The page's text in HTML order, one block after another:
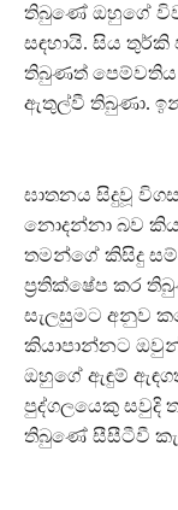
තිබුණේ ඔහුගේ
සඳහායි. සිය
තිබුණත් පෙම්වතිය
ඇතුල්වී තිබුණා.
ඝාතනය සිදුවූ
නොදන්නා බව
තමන්ගේ කිසිදු
ප‍්‍රතික්ෂේප කර
සැලසුමට අනුව
කියාපාන්නට
ඔහුගේ ඇඳුම්
පුද්ගලයෙකු සවුදි
තිබුණේ සීසීටීවී